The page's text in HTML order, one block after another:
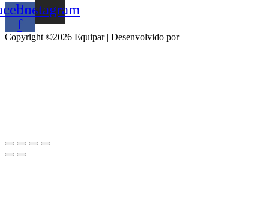
f
Instagram
Copyright ©2026 Equipar | Desenvolvido por